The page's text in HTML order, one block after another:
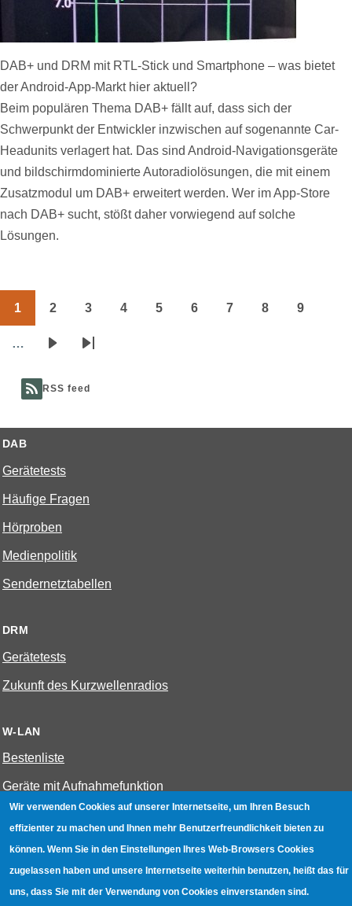
DAB+ und DRM mit RTL-Stick und Smartphone – was bietet
der Android-App-Markt hier aktuell?
Beim populären Thema DAB+ fällt auf, dass sich der
Schwerpunkt der Entwickler inzwischen auf sogenannte Car-
Headunits verlagert hat. Das sind Android-Navigationsgeräte
und bildschirmdominierte Autoradiolösungen, die mit einem
Zusatzmodul um DAB+ erweitert werden. Wer im App-Store
nach DAB+ sucht, stößt daher vorwiegend auf solche
Lösungen.
Seitennummerierung
1 2 3 4 5 6 7 8 9
…
NächsteLetzte
RSS feed
DAB
Gerätetests
Häufige Fragen
Hörproben
Medienpolitik
Sendernetztabellen
DRM
Gerätetests
Zukunft des Kurzwellenradios
W-LAN
Bestenliste
Geräte mit Aufnahmefunktion
Gerätetests
Hotspot absichern
WLAN-Testbuch
Wir verwenden Cookies auf unserer Internetseite, um Ihren Besuch
effizienter zu machen und Ihnen mehr Benutzerfreundlichkeit bieten zu
können. Wenn Sie in den Einstellungen Ihres Web-Browsers Cookies
zugelassen haben und unsere Internetseite weiterhin benutzen, heißt das für
uns, dass Sie mit der Verwendung von Cookies einverstanden sind.